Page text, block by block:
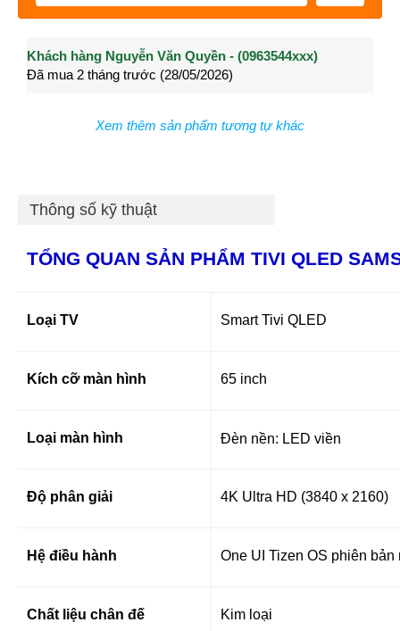
Khách hàng Nguyễn Văn Quyền - (0963544xxx)
Đã mua 2 tháng trước (28/05/2026)
Khách hàng Nguyễn Thành Long - (0902021xxx)
Đã mua 3 tháng trước (27/04/2026)
Xem thêm sản phẩm tương tự khác
Thông số kỹ thuật
TỔNG QUAN SẢN PHẨM TIVI QLED
Loại TV Smart Tivi QLED
Kích cỡ màn hình 65 inch
Loại màn hình Đèn nền: LED viền
Độ phân giải 4K Ultra HD (3840 x 2160)
Hệ điều hành One UI Tizen OS phiên bản
Chất liệu chân đế Kim loại